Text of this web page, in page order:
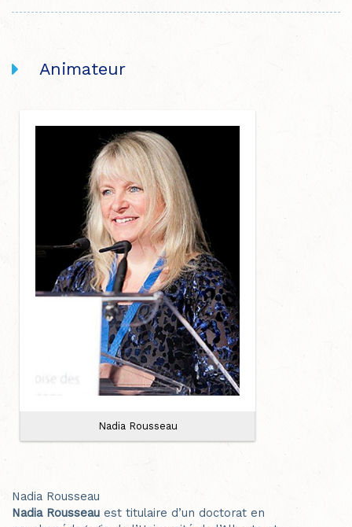
Animateur
Nadia Rousseau
Nadia Rousseau
Nadia Rousseau est titulaire d’un doctorat en